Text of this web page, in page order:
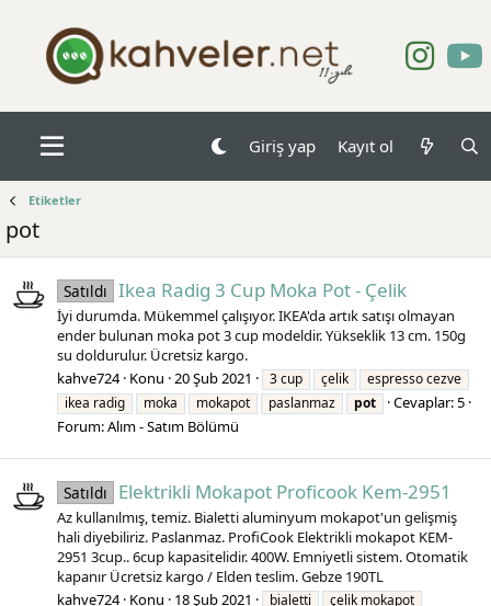
Giriş yap Kayıt ol
Etiketler
pot
Satıldı Ikea Radig 3 Cup Moka Pot - Çelik
İyi durumda. Mükemmel çalışıyor. IKEA'da artık satışı olmayan
ender bulunan moka pot 3 cup modeldir. Yükseklik 13 cm. 150g
su doldurulur. Ücretsiz kargo.
kahve724 Konu 20 Şub 2021 3 cup çelik
espresso cezve
ikea radig
moka mokapot paslanmaz pot
Cevaplar: 5
Forum:Alım - Satım Bölümü
Satıldı Elektrikli Mokapot Proficook Kem-2951
Az kullanılmış, temiz. Bialetti aluminyum mokapot'un gelişmiş
hali diyebiliriz. Paslanmaz. ProfiCook Elektrikli mokapot KEM-
2951 3cup.. 6cup kapasitelidir. 400W. Emniyetli sistem. Otomatik
kapanır Ücretsiz kargo / Elden teslim. Gebze 190TL
kahve724 Konu 18 Şub 2021 bialetti
çelik mokapot